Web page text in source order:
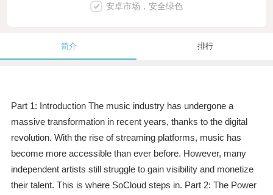
安卓市场，安全绿色
简介 排行
Part 1: Introduction The music industry has undergone a
massive transformation in recent years, thanks to the digital
revolution. With the rise of streaming platforms, music has
become more accessible than ever before. However, many
independent artists still struggle to gain visibility and monetize
their talent. This is where SoCloud steps in. Part 2: The Power